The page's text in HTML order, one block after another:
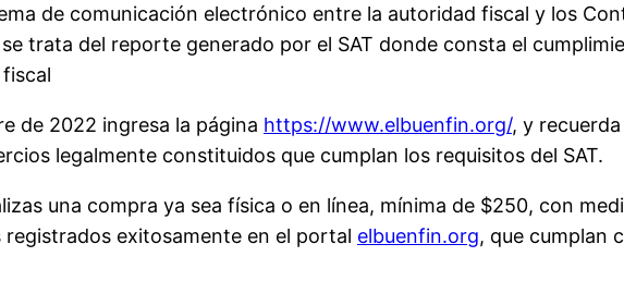
de comunicación electrónico entre la autoridad fiscal y los
se trata del reporte generado por el SAT donde consta el
de 2022 ingresa la página https://www.elbuenfin.org/, y
legalmente constituidos que cumplan los requisitos del SAT.
una compra ya sea física o en línea, mínima de $250, con
exitosamente en el portal elbuenfin.org, que cumplan